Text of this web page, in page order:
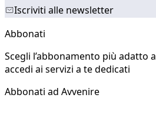
Iscriviti alle newsletter
Abbonati
Scegli l’abbonamento più adatto
accedi ai servizi a te dedicati
Abbonati ad Avvenire